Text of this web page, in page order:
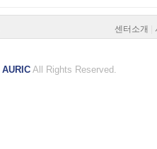
센터소개
AURIC All Rights Reserved.